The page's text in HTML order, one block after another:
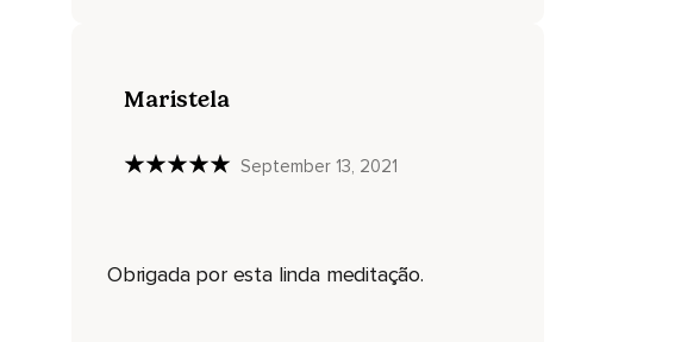
Maristela
September 13, 2021
Obrigada por esta linda meditação.